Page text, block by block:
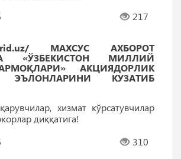
217
МАХСУС АХБОРОТ
«ЎЗБЕКИСТОН МИЛЛИЙ
АКЦИЯДОРЛИК
ЭЪЛОНЛАРИНИ КУЗАТИБ
хизмат кўрсатувчилар
диққатига!
310